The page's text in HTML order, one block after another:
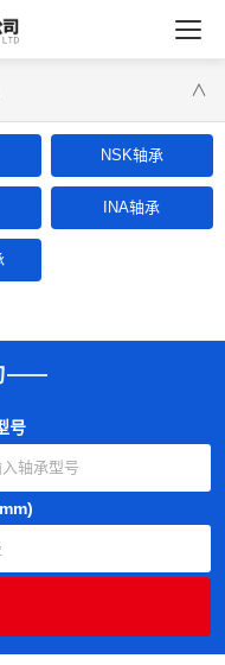
∨
NSK轴承
INA轴承
号